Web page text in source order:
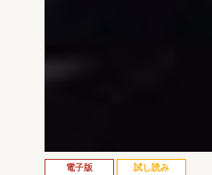
電子版 試し読み